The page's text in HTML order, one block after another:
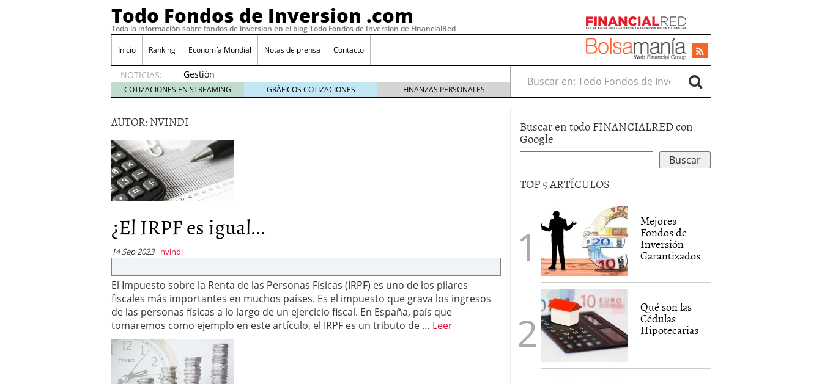
Todo Fondos de Inversion .com
Toda la información sobre fondos de inversion en el blog Todo Fondos de Inversion de FinancialRed
Inicio Ranking Economía Mundial Notas de prensa Contacto
NOTICIAS:
Gestión
pasiva
contra
activa en
España:
el
debate
que ya
no es
debate
28, 2026
Renta variable española: la categoría más rentable de 2025 a la que nadie
La renta fija domina los fondos en España: por qué los inversores siguen
Los fondos de inversión alcanzan los 463.628 millones en febrero: la racha
no se detiene febrero 8, 2026
Los fondos de inversión en España cierran 2025 con un patrimonio récord
de 450.889 millones de euros febrero 3, 2026
COTIZACIONES EN STREAMING GRÁFICOS COTIZACIONES FINANZAS PERSONALES
Buscar en:
AUTOR: NVINDI
¿El IRPF es igual...
14 Sep 2023 nvindi
El Impuesto sobre la Renta de las Personas Físicas (IRPF) es uno de los pilares
fiscales más importantes en muchos países. Es el impuesto que grava los ingresos
de las personas físicas a lo largo de un ejercicio fiscal. En España, país que
tomaremos como ejemplo en este artículo, el IRPF es un tributo de … Leer
Buscar en todo FINANCIALRED con
Google
TOP 5 ARTÍCULOS
Mejores
Fondos de
Inversión
Garantizados
Qué son las
Cédulas
Hipotecarias